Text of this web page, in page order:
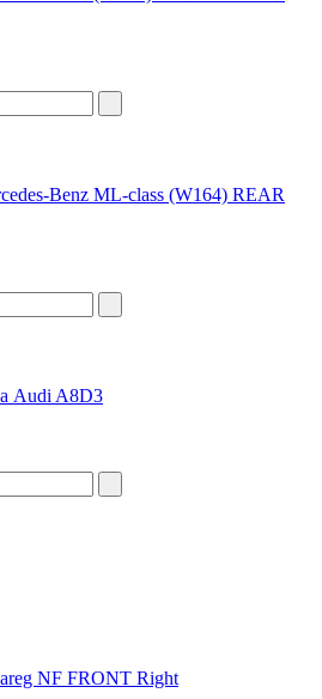
Benz ML-class (W164) REAR
Audi A8D3
NF FRONT Right